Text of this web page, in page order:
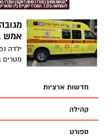
אמש
מטרים
חדשות ארציות
קהילה
ספורט